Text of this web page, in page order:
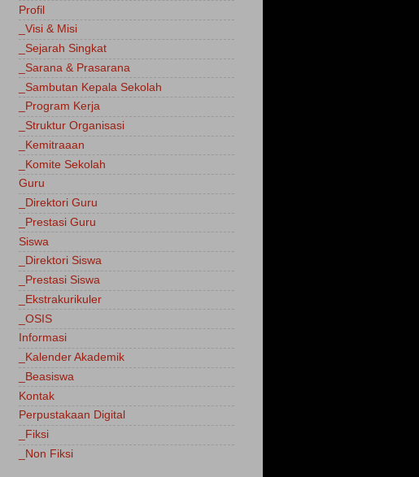
Profil
_Visi & Misi
_Sejarah Singkat
_Sarana & Prasarana
_Sambutan Kepala Sekolah
_Program Kerja
_Struktur Organisasi
_Kemitraaan
_Komite Sekolah
Guru
_Direktori Guru
_Prestasi Guru
Siswa
_Direktori Siswa
_Prestasi Siswa
_Ekstrakurikuler
_OSIS
Informasi
_Kalender Akademik
_Beasiswa
Kontak
Perpustakaan Digital
_Fiksi
_Non Fiksi